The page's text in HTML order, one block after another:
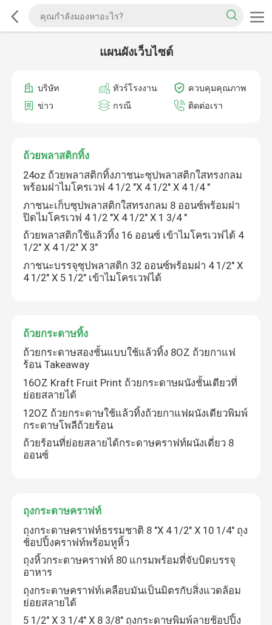
แผนผังเว็บไซต์
บริษัท ทัวร์โรงงาน
ควบคุมคุณภาพ
ข่าว
กรณี ติดต่อเรา
ถ้วยพลาสติกทิ้ง
24oz ถ้วยพลาสติกทิ้งภาชนะซุปพลาสติกใสทรงกลม
พร้อมฝาไมโครเวฟ 4 1/2 "X 4 1/2" X 4 1/4 "
ภาชนะเก็บซุปพลาสติกใสทรงกลม 8 ออนซ์พร้อมฝา
ปิดไมโครเวฟ 4 1/2 "X 4 1/2" X 1 3/4 "
ถ้วยพลาสติกใช้แล้วทิ้ง 16 ออนซ์ เข้าไมโครเวฟได้ 4
1/2" X 4 1/2" X 3"
ภาชนะบรรจุซุปพลาสติก 32 ออนซ์พร้อมฝา 4 1/2" X
4 1/2" X 5 1/2" เข้าไมโครเวฟได้
ถ้วยกระดาษทิ้ง
ถ้วยกระดาษสองชั้นแบบใช้แล้วทิ้ง 8OZ ถ้วยกาแฟ
ร้อน Takeaway
16OZ Kraft Fruit Print ถ้วยกระดาษผนังชั้นเดียวที่
ย่อยสลายได้
12OZ ถ้วยกระดาษใช้แล้วทิ้งถ้วยกาแฟผนังเดียวพิมพ์
กระดาษโพลีถ้วยร้อน
ถ้วยร้อนที่ย่อยสลายได้กระดาษคราฟท์ผนังเดี่ยว 8
ออนซ์
ถุงกระดาษคราฟท์
ถุงกระดาษคราฟท์ธรรมชาติ 8 "X 4 1/2" X 10 1/4" ถุง
ช้อปปิ้งคราฟท์พร้อมหูหิ้ว
ถุงหิ้วกระดาษคราฟท์ 80 แกรมพร้อมที่จับบิดบรรจุ
อาหาร
ถุงกระดาษคราฟท์เคลือบมันเป็นมิตรกับสิ่งแวดล้อม
ย่อยสลายได้
5 1/2" X 3 1/4" X 8 3/8" ถุงกระดาษพิมพ์ลายช้อปปิ้ง